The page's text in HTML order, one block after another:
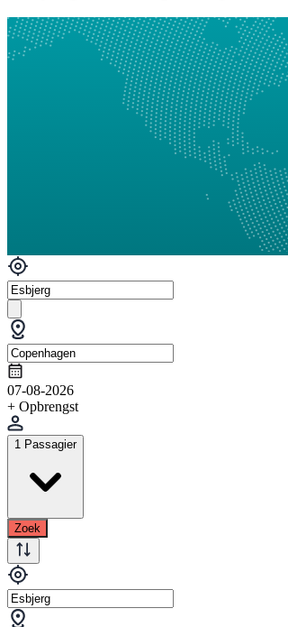
07-08-2026
+ Opbrengst
1 Passagier
Zoek